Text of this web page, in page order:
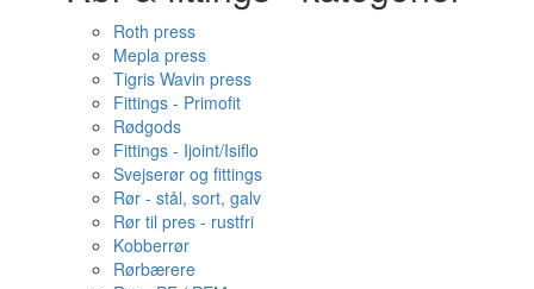
Roth press
Mepla press
Tigris Wavin press
Fittings - Primofit
Rødgods
Fittings - Ijoint/Isiflo
Svejserør og fittings
Rør - stål, sort, galv
Rør til pres - rustfri
Kobberrør
Rørbærere